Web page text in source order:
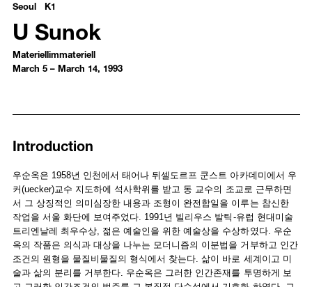
Seoul K1
U Sunok
Materiellimmateriell
March 5 – March 14, 1993
Introduction
우순옥은 1958년 인천에서 태어나 뒤셀도르프 쿤스트 아카데미에서 우
커(uecker)교수 지도하에 석사학위를 받고 동 교수의 조교로 근무하면
서 그 상징적인 의미심장한 내용과 조형이 완전합일을 이루는 참신한
작업을 서울 화단에 보여주었다. 1991년 빌리우스 발틱-유럽 현대미술
트리엔날레 최우수상, 젊은 예술인을 위한 예술상을 수상하였다. 우순
옥의 작품은 의식과 대상을 나누는 모더니즘의 이분법을 거부하고 인간
조건의 원형을 물질비물질의 형식에서 찾는다. 삶이 바로 세계이고 미
술과 삶의 분리를 거부한다. 우순옥은 그러한 인간존재를 투명하게 보